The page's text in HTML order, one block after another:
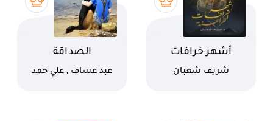
اسم الكتاب
أشهر خرافات
الفراعنةكاتب
شريف شعبان
اسم الكتاب
الصداقة
كاتب
عبد عساف , علي حمد